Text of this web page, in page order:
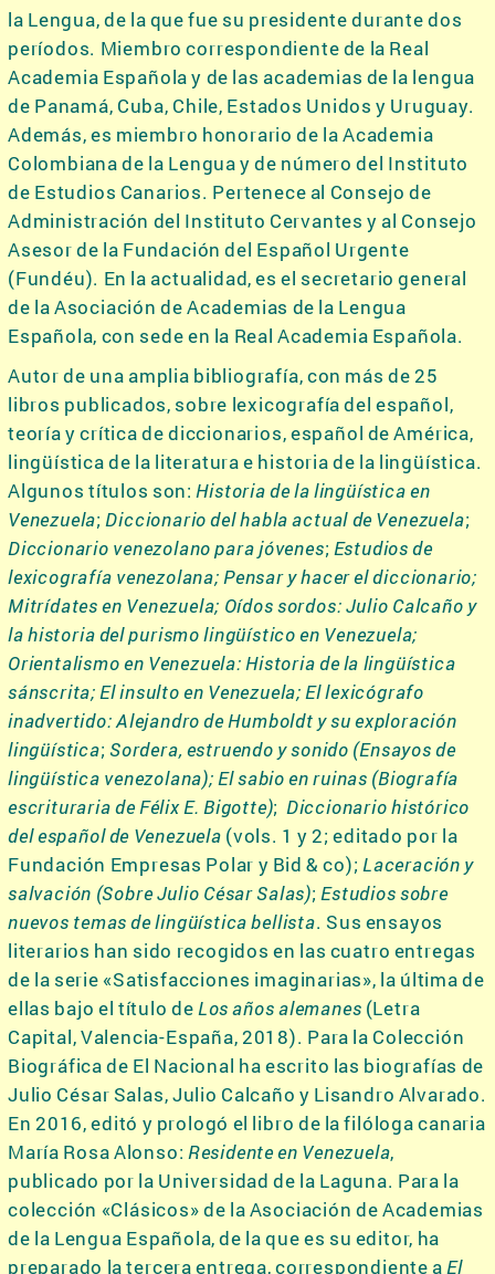
la Lengua, de la que fue su presidente durante dos
períodos. Miembro correspondiente de la Real
Academia Española y de las academias de la lengua
de Panamá, Cuba, Chile, Estados Unidos y Uruguay.
Además, es miembro honorario de la Academia
Colombiana de la Lengua y de número del Instituto
de Estudios Canarios. Pertenece al Consejo de
Administración del Instituto Cervantes y al Consejo
Asesor de la Fundación del Español Urgente
(Fundéu). En la actualidad, es el secretario general
de la Asociación de Academias de la Lengua
Española, con sede en la Real Academia Española.
Autor de una amplia bibliografía, con más de 25
libros publicados, sobre lexicografía del español,
teoría y crítica de diccionarios, español de América,
lingüística de la literatura e historia de la lingüística.
Algunos títulos son:Historia de la lingüística en
Venezuela;Diccionario del habla actual de Venezuela;
Diccionario venezolano para jóvenes; Estudios de
lexicografía venezolana; Pensar y hacer el diccionario;
Mitrídates en Venezuela; Oídos sordos: Julio Calcaño y
la historia del purismo lingüístico en Venezuela;
Orientalismo en Venezuela: Historia de la lingüística
sánscrita;El insulto en Venezuela; El lexicógrafo
inadvertido: Alejandro de Humboldt y su exploración
lingüística; Sordera, estruendo y sonido (Ensayos de
lingüística venezolana); El sabio en ruinas (Biografía
escrituraria de Félix E. Bigotte); Diccionario histórico
del español de Venezuela (vols. 1 y 2; editado por la
Fundación Empresas Polar y Bid & co); Laceración y
salvación (Sobre Julio César Salas);Estudios sobre
nuevos temas de lingüística bellista. Sus ensayos
literarios han sido recogidos en las cuatro entregas
de la serie «Satisfacciones imaginarias», la última de
ellas bajo el título deLos años alemanes (Letra
Capital, Valencia-España, 2018). Para la Colección
Biográfica de El Nacional ha escrito las biografías de
Julio César Salas, Julio Calcaño y Lisandro Alvarado.
En 2016, editó y prologó el libro de la filóloga canaria
María Rosa Alonso: Residente en Venezuela,
publicado por la Universidad de la Laguna. Para la
colección «Clásicos» de la Asociación de Academias
de la Lengua Española, de la que es su editor, ha
preparado la tercera entrega, correspondiente aEl